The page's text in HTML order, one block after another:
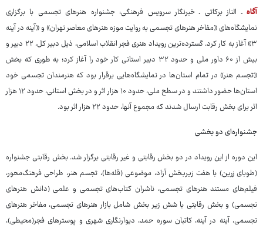
آگاهـ الناز برکاتی ـ خبرنگار سرویس فرهنگی: جشنواره هنرهای تجسمی با برگزاری
نمایشگاه‌های «مفاخر هنرهای تجسمی به روایت موزه هنرهای معاصر تهران» و «آینه در آینه
۳» آغاز به کار کرد. گسترده‌ترین رویداد هنری فجر انقلاب اسلامی، ذیل دبیر کل، ۲۲ دبیر و
بیش از ۶۰ داور ملی و حدود ۳۲ دبیر استانی کار خود را آغاز کرد؛ به طوری که بخش
«تجسم هنر» در تمام استان‌ها در نمایشگاه‌هایی برقرار بود که هنرمندان تجسمی خود
استان‌ها حضور داشتند و در سطح ملی، حدود ۱۰ هزار اثر و در بخش استانی، حدود ۱۲ هزار
اثر برای بخش رقابت ارسال شدند که مجموع آنها، حدود ۲۲ هزار اثر بود.
جشنواره‌ای دو بخشی
این دوره از این رویداد در دو بخش رقابتی و غیر رقابتی برگزار شد. بخش رقابتی جشنواره
(طوبای زرین) با هفت زیربخش آزاد، موضوعی (قله‌ها)، تجسم هنر، طراحی فرهنگ‌محور،
فیلم‌های مستند هنرهای تجسمی، ناشران کتاب‌های تجسمی و علمی (دانش هنرهای
تجسمی) و بخش رقابتی با شش زیر بخش شامل بازار هنرهای تجسمی، مفاخر هنرهای
تجسمی، آینه در آینه، کاتبان سوره حمد، دیوارنگاری شهری و پوسترهای فجر(محیطی)،